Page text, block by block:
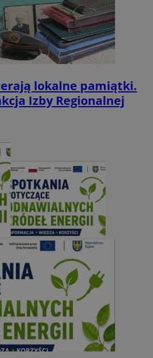
lokalne pamiątki.
Izby Regionalnej